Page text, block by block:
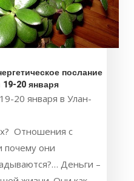
послание
20 января
20 января в Улан-
Отношения с
почему они
Деньги –